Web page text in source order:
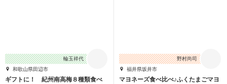
輪玉祥代
和歌山県田辺市
ギフトに！ 紀州南高梅８種類食べ
野村尚司
福井県坂井市
マヨネーズ食べ比べ♪ふくたまごマヨ